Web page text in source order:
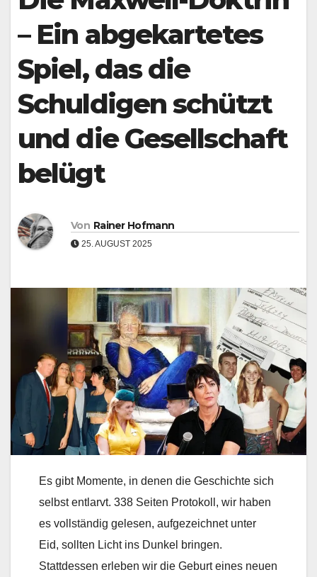
– Ein abgekartetes
Spiel, das die
Schuldigen schützt
und die Gesellschaft
belügt
Von Rainer Hofmann
25. AUGUST 2025
Es gibt Momente, in denen die Geschichte sich
selbst entlarvt. 338 Seiten Protokoll, wir haben
es vollständig gelesen, aufgezeichnet unter
Eid, sollten Licht ins Dunkel bringen.
Stattdessen erleben wir die Geburt eines neuen